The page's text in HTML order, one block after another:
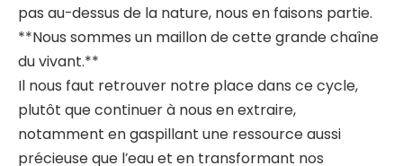
pas au-dessus de la nature, nous en faisons partie.
**Nous sommes un maillon de cette grande chaîne
du vivant.**
Il nous faut retrouver notre place dans ce cycle,
plutôt que continuer à nous en extraire,
notamment en gaspillant une ressource aussi
précieuse que l’eau et en transformant nos